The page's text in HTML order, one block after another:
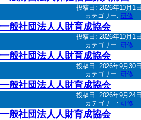
投稿日: 2026年10月1日
カテゴリー: 研修
一般社団法人人財育成協会
投稿日: 2026年10月1日
カテゴリー: 研修
一般社団法人人財育成協会
投稿日: 2026年9月30日
カテゴリー: 研修
一般社団法人人財育成協会
投稿日: 2026年9月24日
カテゴリー: 研修
一般社団法人人財育成協会